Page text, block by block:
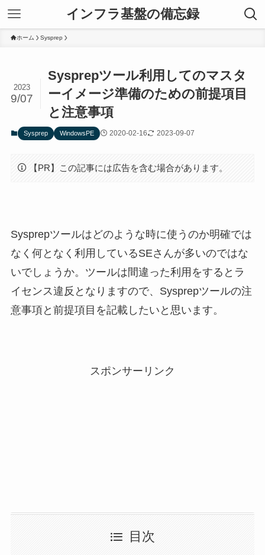
インフラ基盤の備忘録
ホーム Sysprep
Sysprepツール利用してのマスタ
ーイメージ準備のための前提項目
と注意事項
2023
9/07
Sysprep WindowsPE 2020-02-16 2023-09-07
【PR】この記事には広告を含む場合があります。
Sysprepツールはどのような時に使うのか明確では
なく何となく利用しているSEさんが多いのではな
いでしょうか。ツールは間違った利用をするとラ
イセンス違反となりますので、Sysprepツールの注
意事項と前提項目を記載したいと思います。
スポンサーリンク
目次